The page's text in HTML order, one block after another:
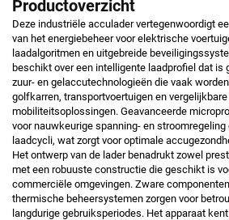
Productoverzicht
Deze industriële acculader vertegenwoordigt
van het energiebeheer voor elektrische
laadalgoritmen en uitgebreide
beschikt over een intelligente laadprofiel dat is
zuur- en gelaccutechnologieën die vaak
golfkarren, transportvoertuigen en
mobiliteitsoplossingen. Geavanceerde
voor nauwkeurige spanning- en stroomregeling
laadcycli, wat zorgt voor optimale
Het ontwerp van de lader benadrukt zowel
met een robuuste constructie die geschikt is
commerciële omgevingen. Zware
thermische beheersystemen zorgen voor
langdurige gebruiksperiodes. Het apparaat